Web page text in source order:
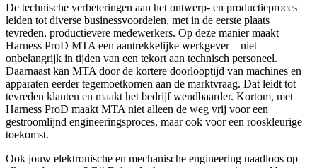
De technische verbeteringen aan het ontwerp- en productieproces
leiden tot diverse businessvoordelen, met in de eerste plaats
tevreden, productievere medewerkers. Op deze manier maakt
Harness ProD MTA een aantrekkelijke werkgever – niet
onbelangrijk in tijden van een tekort aan technisch personeel.
Daarnaast kan MTA door de kortere doorlooptijd van machines en
apparaten eerder tegemoetkomen aan de marktvraag. Dat leidt tot
tevreden klanten en maakt het bedrijf wendbaarder. Kortom, met
Harness ProD maakt MTA niet alleen de weg vrij voor een
gestroomlijnd engineeringsproces, maar ook voor een rooskleurige
toekomst.
Ook jouw elektronische en mechanische engineering naadloos op